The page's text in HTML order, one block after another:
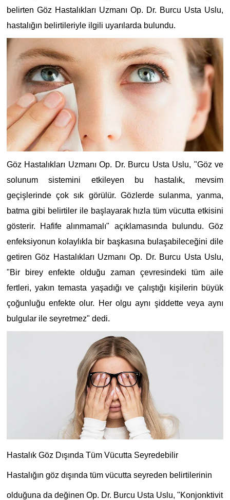
belirten Göz Hastalıkları Uzmanı Op. Dr. Burcu Usta Uslu,
hastalığın belirtileriyle ilgili uyarılarda bulundu.
Göz Hastalıkları Uzmanı Op. Dr. Burcu Usta Uslu, "Göz ve
solunum sistemini etkileyen bu hastalık, mevsim
geçişlerinde çok sık görülür. Gözlerde sulanma, yanma,
batma gibi belirtiler ile başlayarak hızla tüm vücutta etkisini
gösterir. Hafife alınmamalı" açıklamasında bulundu. Göz
enfeksiyonun kolaylıkla bir başkasına bulaşabileceğini dile
getiren Göz Hastalıkları Uzmanı Op. Dr. Burcu Usta Uslu,
"Bir birey enfekte olduğu zaman çevresindeki tüm aile
fertleri, yakın temasta yaşadığı ve çalıştığı kişilerin büyük
çoğunluğu enfekte olur. Her olgu aynı şiddette veya aynı
bulgular ile seyretmez" dedi.
Hastalık Göz Dışında Tüm Vücutta Seyredebilir
Hastalığın göz dışında tüm vücutta seyreden belirtilerinin
olduğuna da değinen Op. Dr. Burcu Usta Uslu, "Konjonktivit